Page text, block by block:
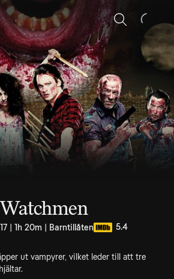
Sök
| 1h 20m | Barntillåten 5.4
ut vampyrer, vilket leder till att tre